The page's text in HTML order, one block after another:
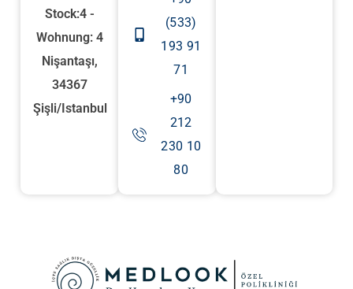
Stock:4 -
Wohnung: 4
Nişantaşı,
34367
Şişli/Istanbul
(533)
193 91
71
+90
212
230 10
80